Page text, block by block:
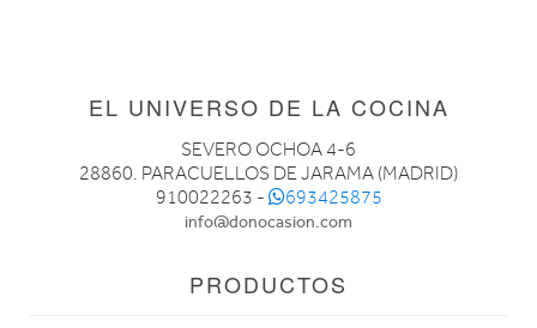
EL UNIVERSO DE LA COCINA
SEVERO OCHOA 4-6
28860. PARACUELLOS DE JARAMA (MADRID)
910022263 -
693425875
info@donocasion.com
PRODUCTOS